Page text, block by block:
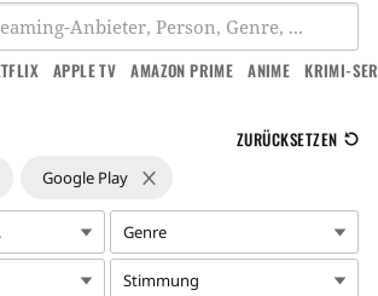
APPLE TV AMAZON PRIME ANIME KRIMI-
ZURÜCKSETZEN
Google Play
Genre
Stimmung